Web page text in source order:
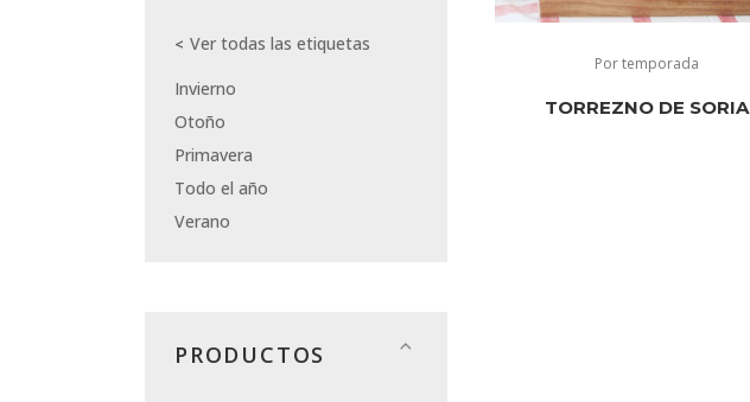
Ver todas las etiquetas
Invierno
Otoño
Primavera
Todo el año
Verano
PRODUCTOS
Por temporada
TORREZNO DE SORIA